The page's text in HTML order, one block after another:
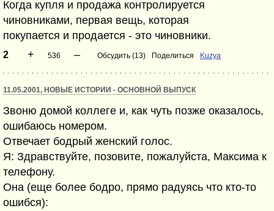
Когда купля и продажа контролируется
чиновниками, первая вещь, которая
покупается и продается - это чиновники.
2 + 536 – Обсудить (13) Поделиться Kuzya
11.05.2001, НОВЫЕ ИСТОРИИ - ОСНОВНОЙ ВЫПУСК
Звоню домой коллеге и, как чуть позже оказалось,
ошибаюсь номером.
Отвечает бодрый женский голос.
Я: Здравствуйте, позовите, пожалуйста, Максима к
телефону.
Она (еще более бодро, прямо радуясь что кто-то
ошибся):